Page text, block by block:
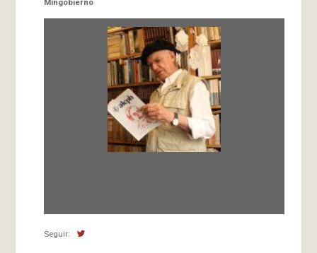
Mingobierno
Seguir: